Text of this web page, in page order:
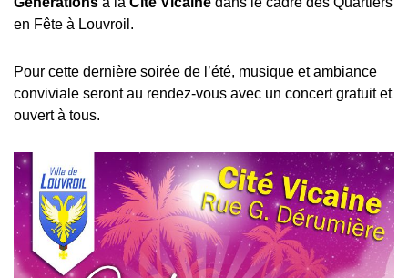
en Fête à Louvroil.
Pour cette dernière soirée de l’été, musique et ambiance
conviviale seront au rendez-vous avec un concert gratuit et
ouvert à tous.